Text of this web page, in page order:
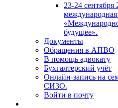
23-24 сентября
будущее».
Документы
Обращения в АПВО
В помощь адвокату
Бухгалтерский учёт
Онлайн-запись на
СИЗО.
Войти в почту